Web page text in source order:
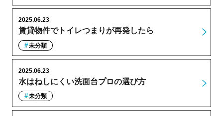
賃貸物件でトイレつまりが再発したら
2025.06.23
未分類
水はねしにくい洗面台プロの選び方
2025.06.23
未分類